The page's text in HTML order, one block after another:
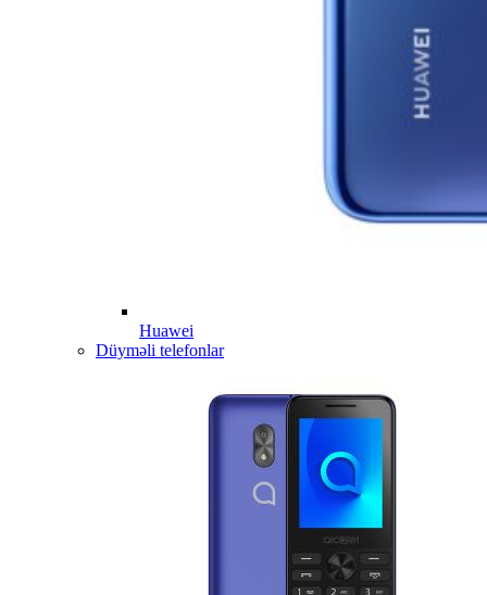
Huawei
Düyməli telefonlar